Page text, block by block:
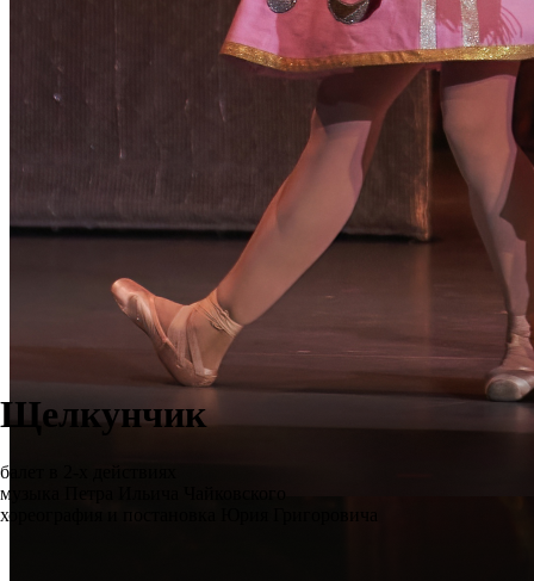
Щелкунчик
балет в 2-х действиях
музыка Петра Ильича Чайковского
хореография и постановка Юрия Григоровича